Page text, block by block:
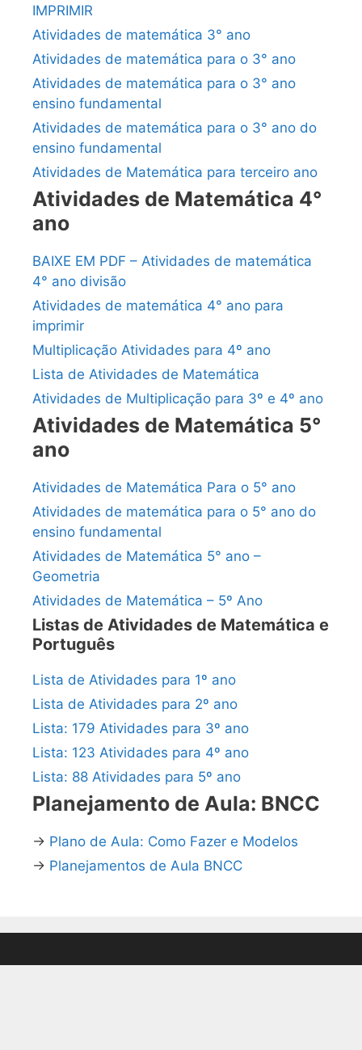
IMPRIMIR
Atividades de matemática 3° ano
Atividades de matemática para o 3° ano
Atividades de matemática para o 3° ano
ensino fundamental
Atividades de matemática para o 3° ano do
ensino fundamental
Atividades de Matemática para terceiro ano
Atividades de Matemática 4°
ano
BAIXE EM PDF – Atividades de matemática
4° ano divisão
Atividades de matemática 4° ano para
imprimir
Multiplicação Atividades para 4º ano
Lista de Atividades de Matemática
Atividades de Multiplicação para 3º e 4º ano
Atividades de Matemática 5°
ano
Atividades de Matemática Para o 5° ano
Atividades de matemática para o 5° ano do
ensino fundamental
Atividades de Matemática 5° ano –
Geometria
Atividades de Matemática – 5º Ano
Listas de Atividades de Matemática e
Português
Lista de Atividades para 1º ano
Lista de Atividades para 2º ano
Lista: 179 Atividades para 3º ano
Lista: 123 Atividades para 4º ano
Lista: 88 Atividades para 5º ano
Planejamento de Aula: BNCC
→ Plano de Aula: Como Fazer e Modelos
→ Planejamentos de Aula BNCC